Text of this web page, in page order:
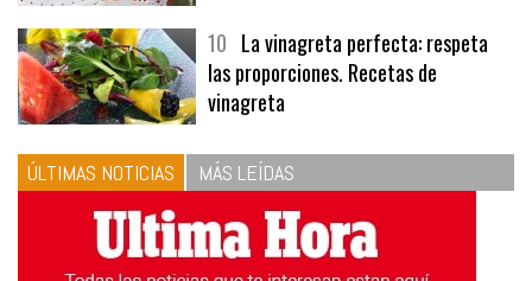
10 La vinagreta perfecta: respeta
las proporciones. Recetas de
vinagreta
ÚLTIMAS NOTICIAS MÁS LEÍDAS